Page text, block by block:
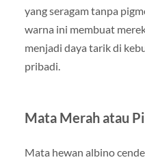
yang seragam tanpa
warna ini membuat
menjadi daya tarik di
pribadi.
Mata Merah atau
Mata hewan albino